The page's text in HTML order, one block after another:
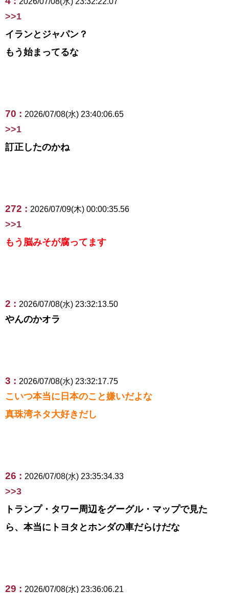
>>1
イランとジャパン？
もう始まってるな
70 : 2026/07/08(水) 23:40:06.65
>>1
訂正したのかね
272 : 2026/07/09(木) 00:00:35.56
>>1
もう脳みそが腐ってます
2 : 2026/07/08(水) 23:32:13.50
やんのかオラ
3 : 2026/07/08(水) 23:32:17.75
こいつ本当に日本のこと嫌いだよな
真珠湾ネタ大好きだし
26 : 2026/07/08(水) 23:35:34.33
>>3
トランプ・タワー周辺をグーグル・マップで見た
ら、本当にトヨタとホンダの車だらけだな
29 : 2026/07/08(水) 23:36:06.21